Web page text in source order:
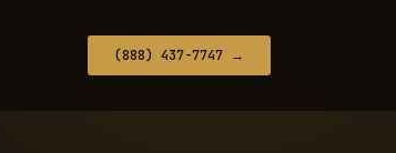
(888) 437-7747 →